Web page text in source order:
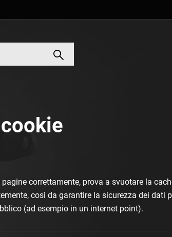
correttamente, prova a svuotare la
così da garantire la sicurezza dei dati
(ad esempio in un internet point).